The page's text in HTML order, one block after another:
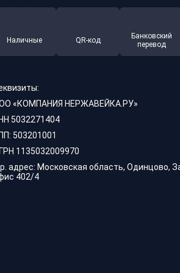
Наличные QR-код
Банковский
перевод
«КОМПАНИЯ НЕРЖАВЕЙКА.РУ»
5032271404
503201001
1135032009970
адрес: Московская область, Одинцово,
402/4